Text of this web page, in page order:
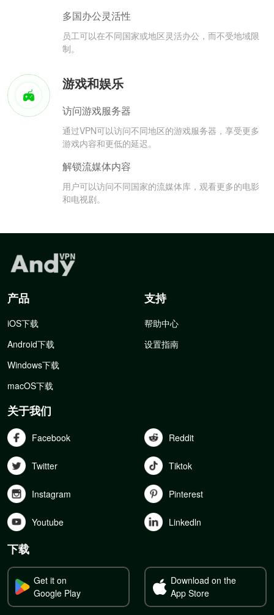
多国办公灵活性
员工可以在不同国家或地区灵活办公，而不受地域限
制。
游戏和娱乐
访问游戏服务器
通过VPN可以访问不同地区的游戏服务器，享受更多
游戏内容和更低的延迟。
解锁流媒体内容
用户可以访问不同国家的流媒体库，观看更多的电影
和电视剧。
产品
iOS下载
Android下载
Windows下载
macOS下载
支持
帮助中心
设置指南
关于我们
Facebook Reddit
Twitter Tiktok
Instagram Pinterest
Youtube Linkedln
下载
Get it on
Google Play
Download on the
App Store